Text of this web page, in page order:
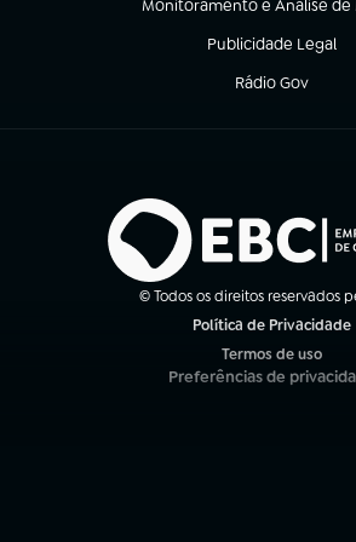
Monitoramento e Análise de
(abre em nova aba)
Publicidade Legal
(abre em nova aba)
Rádio Gov
(abre em nova
© Todos os direitos reservados
Política de Privacidade
Termos de uso
(abre em nova aba)
Preferências de